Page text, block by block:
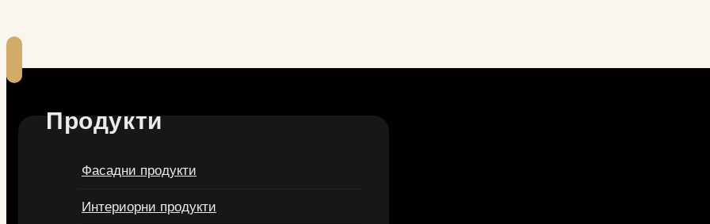
Продукти
Фасадни продукти
Интериорни продукти